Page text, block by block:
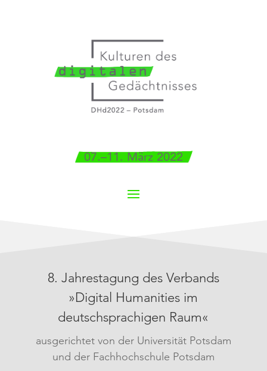
07.–11. März 2022
8. Jahrestagung des Verbands
»Digital Humanities im
deutschsprachigen Raum«
ausgerichtet von der Universität Potsdam
und der Fachhochschule Potsdam